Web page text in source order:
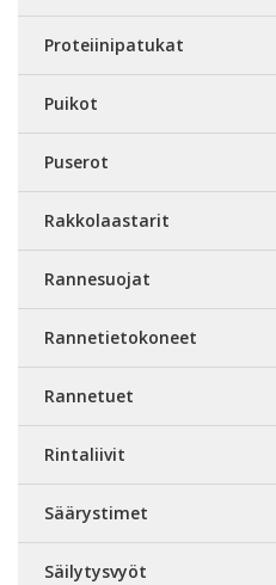
Proteiinipatukat
Puikot
Puserot
Rakkolaastarit
Rannesuojat
Rannetietokoneet
Rannetuet
Rintaliivit
Säärystimet
Säilytysvyöt